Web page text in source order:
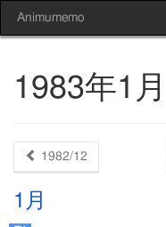
Animumemo
1983年1
1982/12
1月